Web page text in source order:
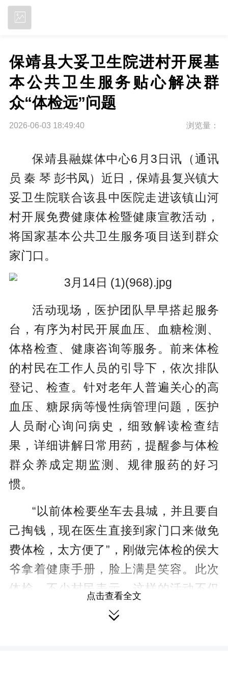
保靖县大妥卫生院进村开展基
本公共卫生服务贴心解决群
众“体检远”问题
2026-06-03 18:49:40 浏览量：
保靖县融媒体中心6月3日讯（通讯
员 秦 琴 彭书凤）近日，保靖县复兴镇大
妥卫生院联合该县中医院走进该镇山河
村开展免费健康体检暨健康宣教活动，
将国家基本公共卫生服务项目送到群众
家门口。
活动现场，医护团队早早搭起服务
台，有序为村民开展血压、血糖检测、
体格检查、健康咨询等服务。前来体检
的村民在工作人员的引导下，依次排队
登记、检查。针对老年人普遍关心的高
血压、糖尿病等慢性病管理问题，医护
人员耐心询问病史，细致解读检查结
果，详细讲解日常用药，提醒参与体检
群众养成定期监测、规律服药的好习
惯。
“以前体检要坐车去县城，并且要自
己掏钱，现在医生直接到家门口来做免
费体检，太方便了”，刚做完体检的侯大
爷拿着健康手册，脸上满是笑容。此次
体检，不少村民表示，这样的活动不仅
免去了奔波之苦，还让我们及时了解自
点击查看全文
